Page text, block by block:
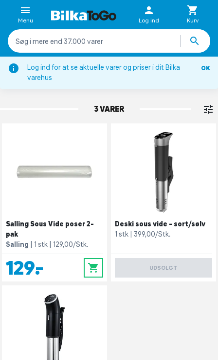
Log ind for at se aktuelle varer og priser i dit Bilka
varehus
OK
Menu Log ind Kurv
Køkkenapparater
SOUS VIDE
3 VARER
Salling Sous Vide poser 2-
pak
Salling
1 stk 129,00/Stk.
129,- 0
Deski sous vide - sort/sølv
1 stk
399,00/Stk.
UDSOLGT